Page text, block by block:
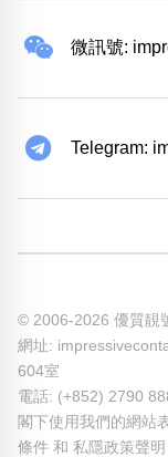
微訊號:
Telegram:
© 2006-2026 優質靚
網址:
604室
電話: (+852) 2790
閣下使用我們的網站
條件 和 私隱政策聲明